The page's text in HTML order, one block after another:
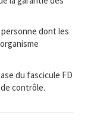
dont les
du fascicule FD
contrôle.